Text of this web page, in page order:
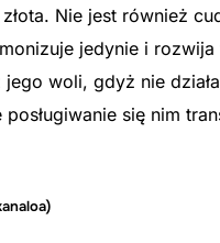
Nie jest również
jedynie i
woli, gdyż nie
się nim
)